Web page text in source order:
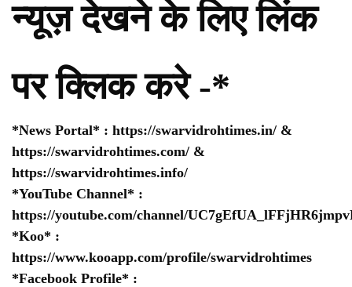
न्यूज़ देखने के लिए लिंक
पर क्लिक करे -*
*News Portal* : https://swarvidrohtimes.in/ &
https://swarvidrohtimes.com/ &
https://swarvidrohtimes.info/
*YouTube Channel* :
https://youtube.com/channel/
*Koo* :
https://www.kooapp.com/profile/swarvidrohtimes
*Facebook Profile* :